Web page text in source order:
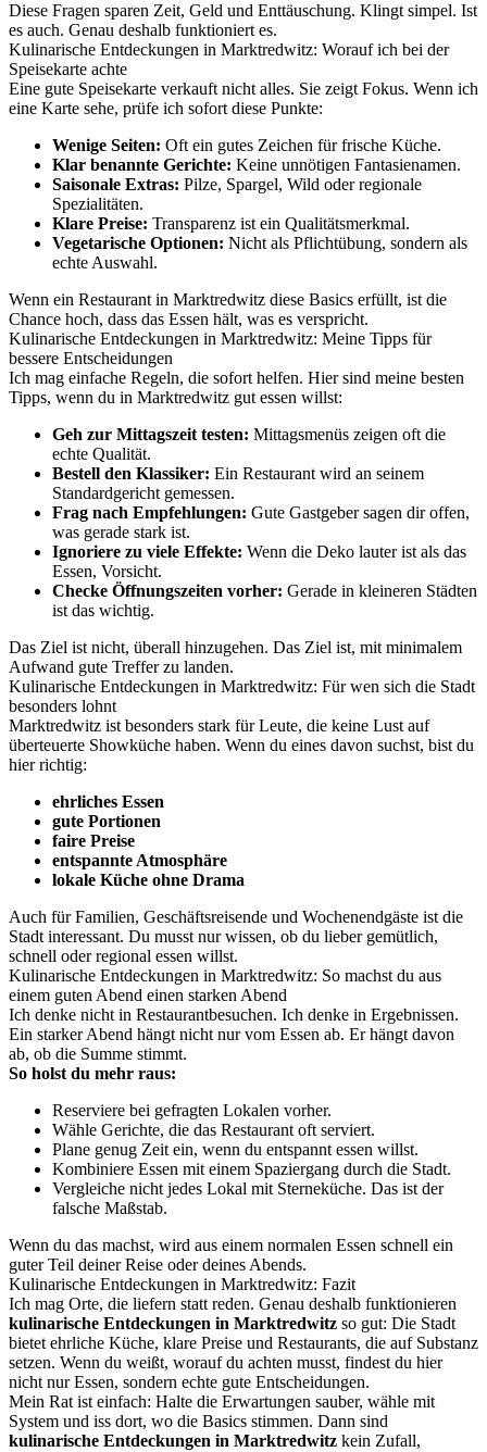
Diese Fragen sparen Zeit, Geld und Enttäuschung. Klingt simpel. Ist
es auch. Genau deshalb funktioniert es.
Kulinarische Entdeckungen in Marktredwitz: Worauf ich bei der
Speisekarte achte
Eine gute Speisekarte verkauft nicht alles. Sie zeigt Fokus. Wenn ich
eine Karte sehe, prüfe ich sofort diese Punkte:
Wenige Seiten: Oft ein gutes Zeichen für frische Küche.
Klar benannte Gerichte: Keine unnötigen Fantasienamen.
Saisonale Extras: Pilze, Spargel, Wild oder regionale
Spezialitäten.
Klare Preise: Transparenz ist ein Qualitätsmerkmal.
Vegetarische Optionen: Nicht als Pflichtübung, sondern als
echte Auswahl.
Wenn ein Restaurant in Marktredwitz diese Basics erfüllt, ist die
Chance hoch, dass das Essen hält, was es verspricht.
Kulinarische Entdeckungen in Marktredwitz: Meine Tipps für
bessere Entscheidungen
Ich mag einfache Regeln, die sofort helfen. Hier sind meine besten
Tipps, wenn du in Marktredwitz gut essen willst:
Geh zur Mittagszeit testen: Mittagsmenüs zeigen oft die
echte Qualität.
Bestell den Klassiker: Ein Restaurant wird an seinem
Standardgericht gemessen.
Frag nach Empfehlungen: Gute Gastgeber sagen dir offen,
was gerade stark ist.
Ignoriere zu viele Effekte: Wenn die Deko lauter ist als das
Essen, Vorsicht.
Checke Öffnungszeiten vorher: Gerade in kleineren Städten
ist das wichtig.
Das Ziel ist nicht, überall hinzugehen. Das Ziel ist, mit minimalem
Aufwand gute Treffer zu landen.
Kulinarische Entdeckungen in Marktredwitz: Für wen sich die Stadt
besonders lohnt
Marktredwitz ist besonders stark für Leute, die keine Lust auf
überteuerte Showküche haben. Wenn du eines davon suchst, bist du
hier richtig:
ehrliches Essen
gute Portionen
faire Preise
entspannte Atmosphäre
lokale Küche ohne Drama
Auch für Familien, Geschäftsreisende und Wochenendgäste ist die
Stadt interessant. Du musst nur wissen, ob du lieber gemütlich,
schnell oder regional essen willst.
Kulinarische Entdeckungen in Marktredwitz: So machst du aus
einem guten Abend einen starken Abend
Ich denke nicht in Restaurantbesuchen. Ich denke in Ergebnissen.
Ein starker Abend hängt nicht nur vom Essen ab. Er hängt davon
ab, ob die Summe stimmt.
So holst du mehr raus:
Reserviere bei gefragten Lokalen vorher.
Wähle Gerichte, die das Restaurant oft serviert.
Plane genug Zeit ein, wenn du entspannt essen willst.
Kombiniere Essen mit einem Spaziergang durch die Stadt.
Vergleiche nicht jedes Lokal mit Sterneküche. Das ist der
falsche Maßstab.
Wenn du das machst, wird aus einem normalen Essen schnell ein
guter Teil deiner Reise oder deines Abends.
Kulinarische Entdeckungen in Marktredwitz: Fazit
Ich mag Orte, die liefern statt reden. Genau deshalb funktionieren
kulinarische Entdeckungen in Marktredwitz so gut: Die Stadt
bietet ehrliche Küche, klare Preise und Restaurants, die auf Substanz
setzen. Wenn du weißt, worauf du achten musst, findest du hier
nicht nur Essen, sondern echte gute Entscheidungen.
Mein Rat ist einfach: Halte die Erwartungen sauber, wähle mit
System und iss dort, wo die Basics stimmen. Dann sind
kulinarische Entdeckungen in Marktredwitz kein Zufall,